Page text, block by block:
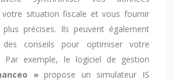
votre situation fiscale et vous fournir
précises. Ils peuvent également
conseils pour optimiser votre
Par exemple, le logiciel de gestion
» propose un simulateur IS